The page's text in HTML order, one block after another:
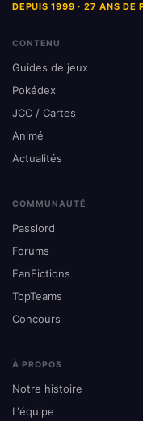
DEPUIS 1999 · 27 ANS DE
CONTENU
Guides de jeux
Pokédex
JCC / Cartes
Animé
Actualités
COMMUNAUTÉ
Passlord
Forums
FanFictions
TopTeams
Concours
À PROPOS
Notre histoire
L'équipe